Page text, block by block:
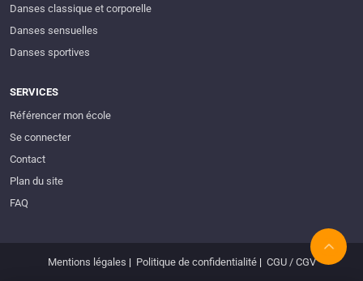
Danses classique et corporelle
Danses sensuelles
Danses sportives
SERVICES
Référencer mon école
Se connecter
Contact
Plan du site
FAQ
Mentions légales | Politique de confidentialité| CGU / CGV